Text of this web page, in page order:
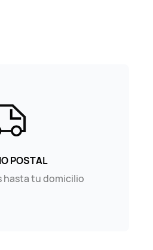
POSTAL
hasta tu domicilio